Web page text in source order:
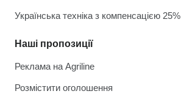
Українська техніка з компенсацією 25%
Наші пропозиції
Реклама на Agriline
Розмістити оголошення